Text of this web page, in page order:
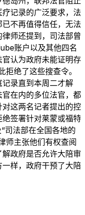
记录的广泛要求，法
不再值得信任，无法
师还提到，司法部曾
账户以及其他四名
认为政府未能证明存
绝了这些搜查令。
录直到本周二才解
在内的多位法官，都
这两名记者提出的控
签署针对莱蒙或福特
司法部在全国各地的
师主张他们有权查阅
政府是否允许大陪审
样，政府干预了大陪